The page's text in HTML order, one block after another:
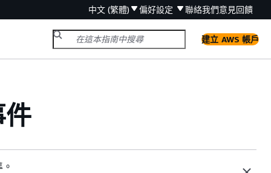
中文 (繁體) 偏好設定 聯絡我們意見回饋
建立 AWS 帳戶